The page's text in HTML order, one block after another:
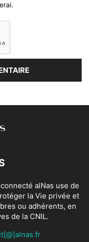
alNas use de
la Vie privée et
ou adhérents, en
de la CNIL.